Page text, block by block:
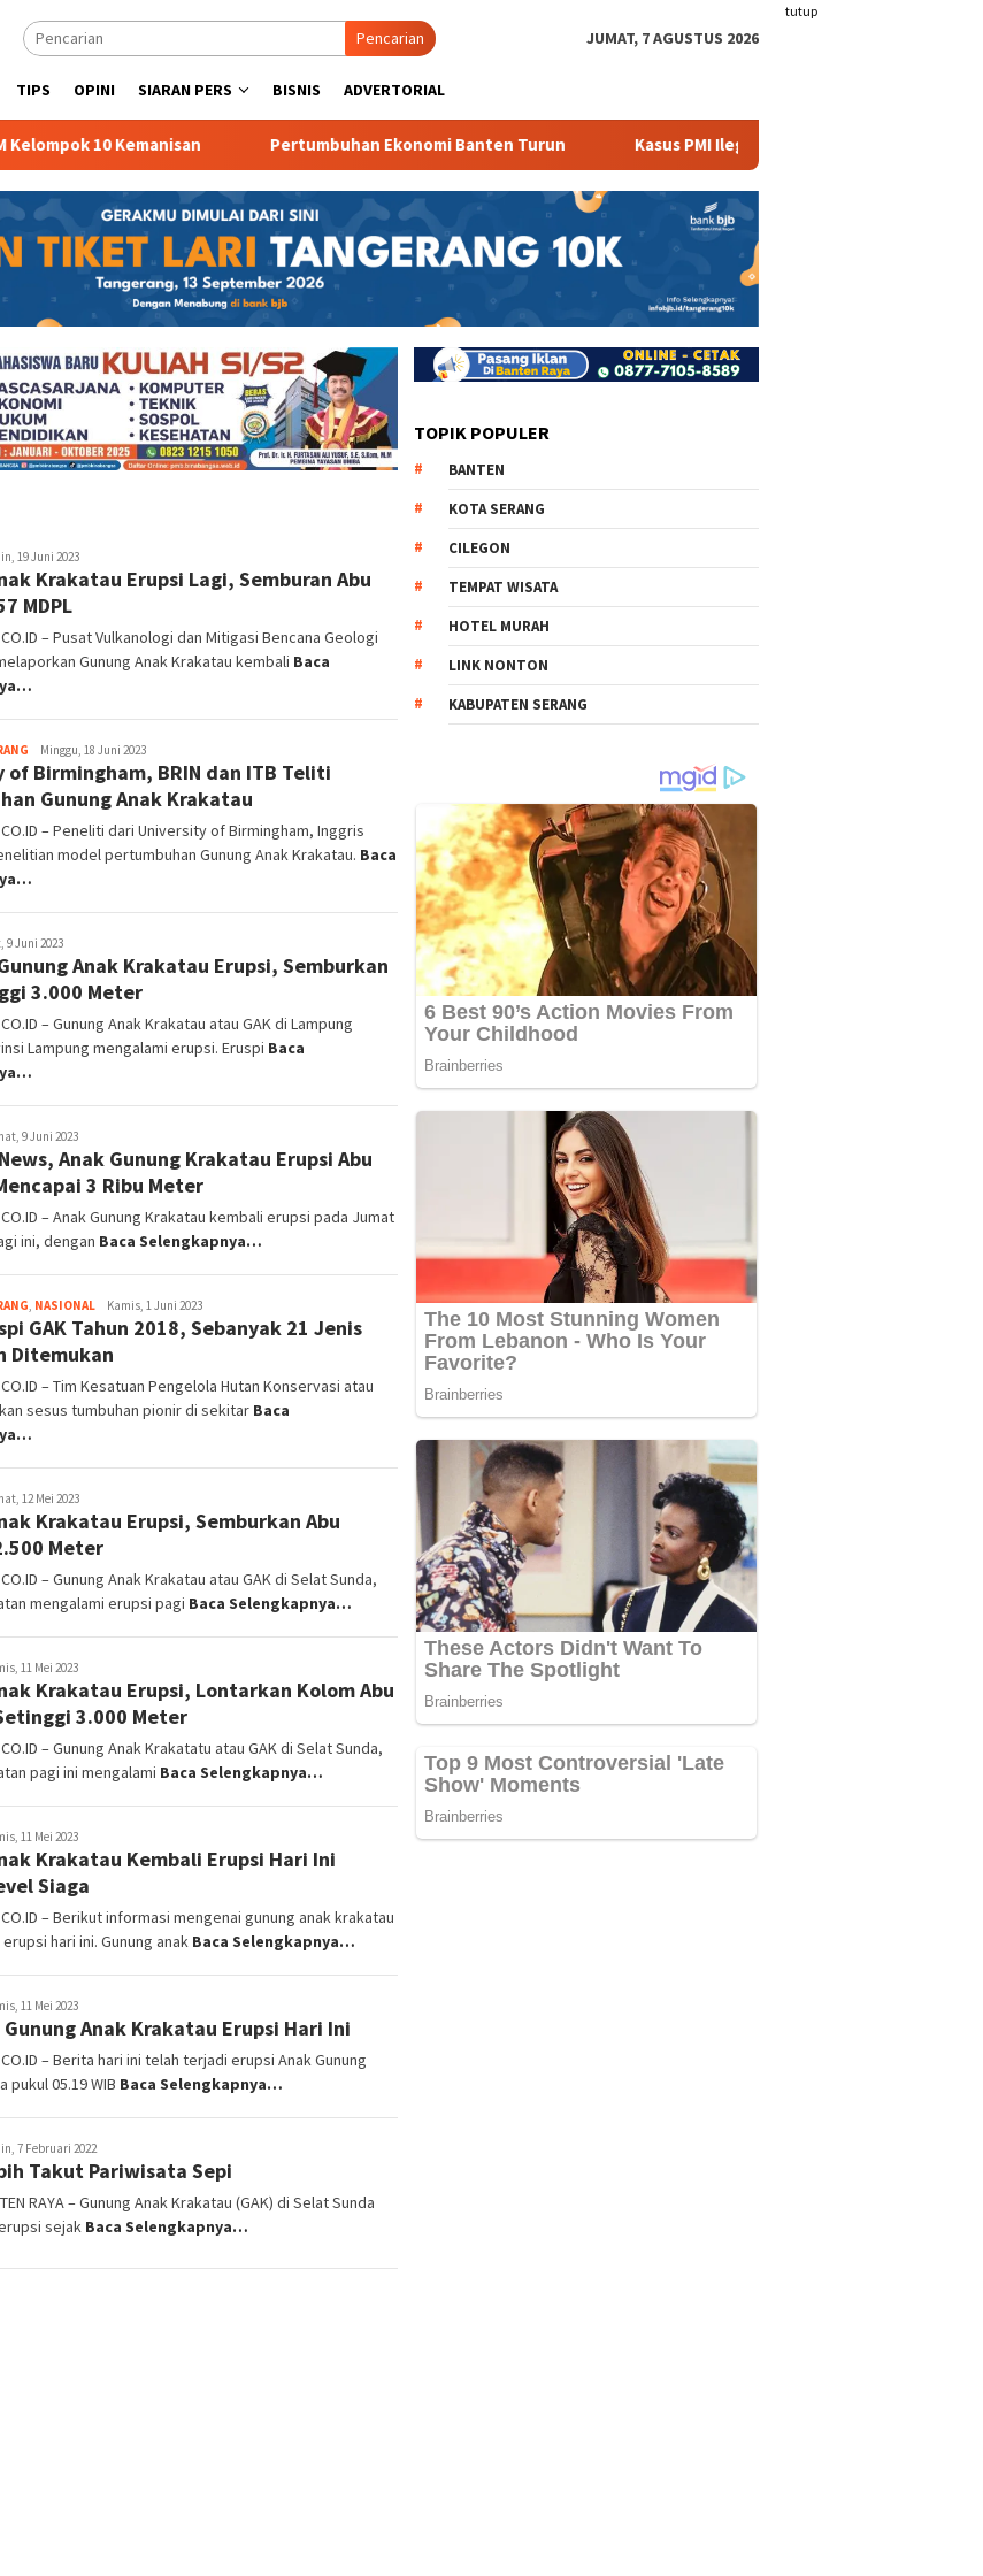
tutup
Pencarian JUMAT, 7 AGUSTUS 2026
TIPS OPINI SIARAN PERS BISNIS ADVERTORIAL
10 Kemanisan Pertumbuhan Ekonomi Banten Turun Kasus PMI Ilegal Masih Terjadi
19 Juni 2023
Krakatau Erupsi Lagi, Semburan Abu
MDPL
– Pusat Vulkanologi dan Mitigasi Bencana Geologi
Gunung Anak Krakatau kembali Baca
Rohmatullah
Tanjung
Minggu, 18 Juni 2023
of Birmingham, BRIN dan ITB Teliti
Gunung Anak Krakatau
– Peneliti dari University of Birmingham, Inggris
model pertumbuhan Gunung Anak Krakatau. Baca
9 Juni 2023
Anak Krakatau Erupsi, Semburkan
3.000 Meter
– Gunung Anak Krakatau atau GAK di Lampung
Lampung mengalami erupsi. Eruspi Baca
9 Juni 2023
Anak Gunung Krakatau Erupsi Abu
3 Ribu Meter
– Anak Gunung Krakatau kembali erupsi pada Jumat
ini, dengan Baca Selengkapnya…
NASIONAL Rohmatullah
Tanjung
Kamis, 1 Juni 2023
GAK Tahun 2018, Sebanyak 21 Jenis
Ditemukan
– Tim Kesatuan Pengelola Hutan Konservasi atau
sesus tumbuhan pionir di sekitar Baca
12 Mei 2023
Krakatau Erupsi, Semburkan Abu
Meter
– Gunung Anak Krakatau atau GAK di Selat Sunda,
mengalami erupsi pagi Baca Selengkapnya…
11 Mei 2023
Krakatau Erupsi, Lontarkan Kolom Abu
3.000 Meter
– Gunung Anak Krakatatu atau GAK di Selat Sunda,
pagi ini mengalami Baca Selengkapnya…
11 Mei 2023
Krakatau Kembali Erupsi Hari Ini
Siaga
– Berikut informasi mengenai gunung anak krakatau
hari ini. Gunung anak Baca Selengkapnya…
11 Mei 2023
Anak Krakatau Erupsi Hari Ini
– Berita hari ini telah terjadi erupsi Anak Gunung
pukul 05.19 WIB Baca Selengkapnya…
7 Februari 2022
Takut Pariwisata Sepi
RAYA – Gunung Anak Krakatau (GAK) di Selat Sunda
sejak Baca Selengkapnya…
TOPIK POPULER
BANTEN
KOTA SERANG
CILEGON
TEMPAT WISATA
HOTEL MURAH
LINK NONTON
KABUPATEN SERANG